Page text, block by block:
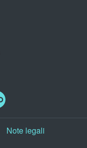
Note legali